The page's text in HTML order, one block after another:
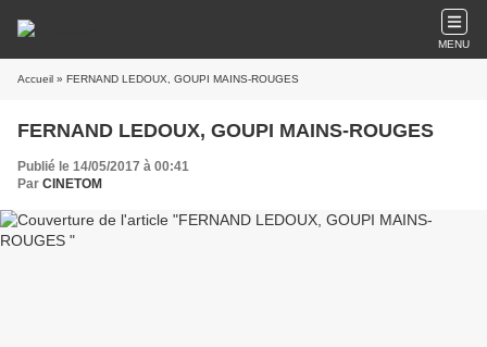
MENU
Accueil » FERNAND LEDOUX, GOUPI MAINS-ROUGES
FERNAND LEDOUX, GOUPI MAINS-ROUGES
Publié le 14/05/2017 à 00:41
Par CINETOM